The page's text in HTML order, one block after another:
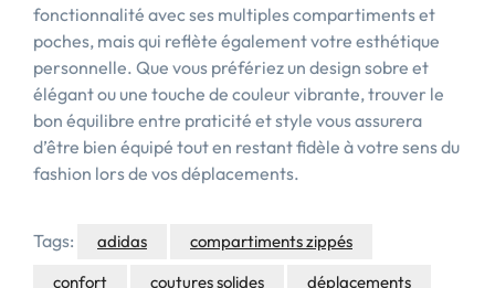
fonctionnalité avec ses multiples compartiments et
poches, mais qui reflète également votre esthétique
personnelle. Que vous préfériez un design sobre et
élégant ou une touche de couleur vibrante, trouver le
bon équilibre entre praticité et style vous assurera
d’être bien équipé tout en restant fidèle à votre sens du
fashion lors de vos déplacements.
Tags: adidas
compartiments zippés
confort
coutures solides
déplacements